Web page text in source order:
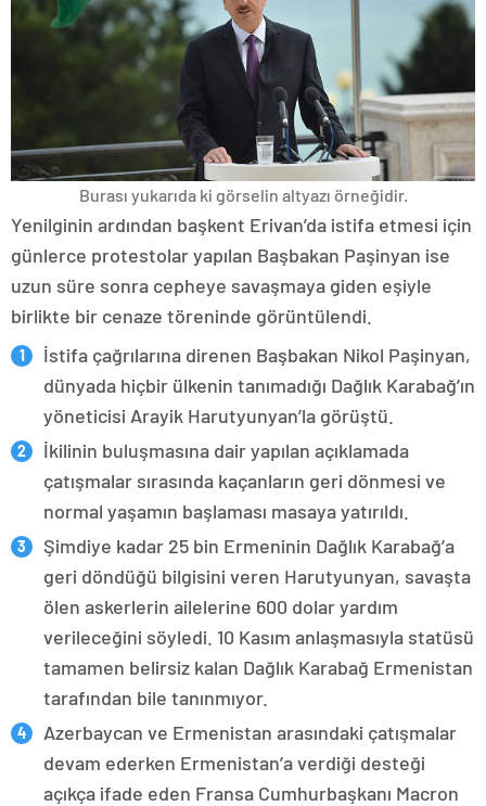
Burası yukarıda ki görselin altyazı örneğidir.
Yenilginin ardından başkent Erivan’da istifa etmesi için
günlerce protestolar yapılan Başbakan Paşinyan ise
uzun süre sonra cepheye savaşmaya giden eşiyle
birlikte bir cenaze töreninde görüntülendi.
İstifa çağrılarına direnen Başbakan Nikol Paşinyan,
dünyada hiçbir ülkenin tanımadığı Dağlık Karabağ’ın
yöneticisi Arayik Harutyunyan’la görüştü.
İkilinin buluşmasına dair yapılan açıklamada
çatışmalar sırasında kaçanların geri dönmesi ve
normal yaşamın başlaması masaya yatırıldı.
Şimdiye kadar 25 bin Ermeninin Dağlık Karabağ’a
geri döndüğü bilgisini veren Harutyunyan, savaşta
ölen askerlerin ailelerine 600 dolar yardım
verileceğini söyledi. 10 Kasım anlaşmasıyla statüsü
tamamen belirsiz kalan Dağlık Karabağ Ermenistan
tarafından bile tanınmıyor.
Azerbaycan ve Ermenistan arasındaki çatışmalar
devam ederken Ermenistan’a verdiği desteği
açıkça ifade eden Fransa Cumhurbaşkanı Macron